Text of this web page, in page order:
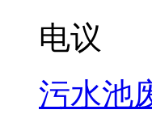
电议
污水池